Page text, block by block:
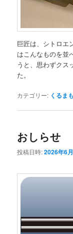
巨匠は、シトロエ
はこんなものを並
うと、思わずクス
た。
カテゴリー: くるま
おしらせ
投稿日時:2026年6